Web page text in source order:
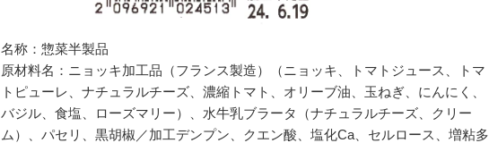
名称：惣菜半製品
原材料名：ニョッキ加工品（フランス製造）（ニョッキ、トマトジュース、トマ
トピューレ、ナチュラルチーズ、濃縮トマト、オリーブ油、玉ねぎ、にんにく、
バジル、食塩、ローズマリー）、水牛乳ブラータ（ナチュラルチーズ、クリー
ム）、パセリ、黒胡椒／加工デンプン、クエン酸、塩化Ca、セルロース、増粘多